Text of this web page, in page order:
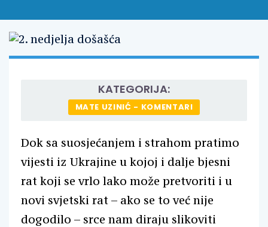
KATEGORIJA:
MATE UZINIĆ - KOMENTARI
Dok sa suosjećanjem i strahom pratimo
vijesti iz Ukrajine u kojoj i dalje bjesni
rat koji se vrlo lako može pretvoriti i u
novi svjetski rat – ako se to već nije
dogodilo – srce nam diraju slikoviti